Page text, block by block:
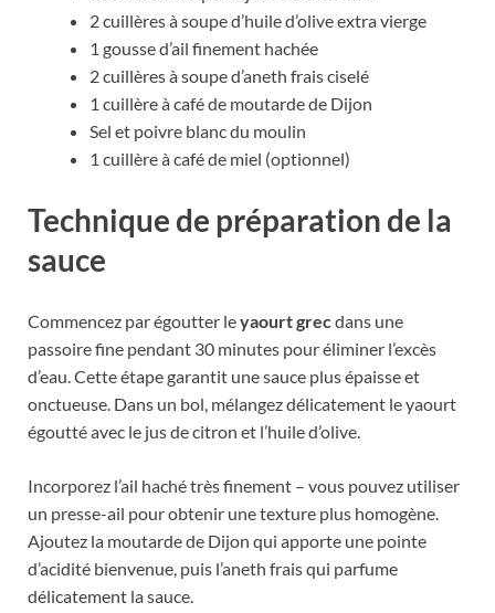
2 cuillères à soupe d’huile d’olive extra vierge
1 gousse d’ail finement hachée
2 cuillères à soupe d’aneth frais ciselé
1 cuillère à café de moutarde de Dijon
Sel et poivre blanc du moulin
1 cuillère à café de miel (optionnel)
Technique de préparation de la
sauce
Commencez par égoutter leyaourt grecdans une
passoire fine pendant 30 minutes pour éliminer l’excès
d’eau. Cette étape garantit une sauce plus épaisse et
onctueuse. Dans un bol, mélangez délicatement le yaourt
égoutté avec le jus de citron et l’huile d’olive.
Incorporez l’ail haché très finement – vous pouvez utiliser
un presse-ail pour obtenir une texture plus homogène.
Ajoutez la moutarde de Dijon qui apporte une pointe
d’acidité bienvenue, puis l’aneth frais qui parfume
délicatement la sauce.